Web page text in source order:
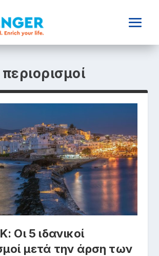
περιορισμοί
Οι 5 ιδανικοί
μετά την άρση των